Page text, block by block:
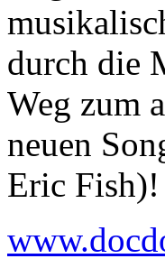
durch die
Weg zum
neuen
Eric Fish)!